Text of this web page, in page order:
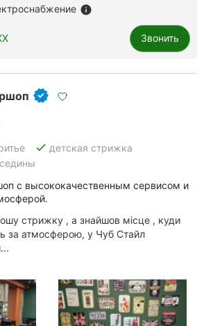
info
Звонить
done детская стрижка
с высококачественным сервисом и
стрижку , а знайшов місце , куди
за атмосферою, у Чуб Стайл